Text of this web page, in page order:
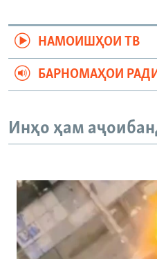
НАМОИШҲОИ ТВ
БАРНОМАҲОИ
Инҳо ҳам